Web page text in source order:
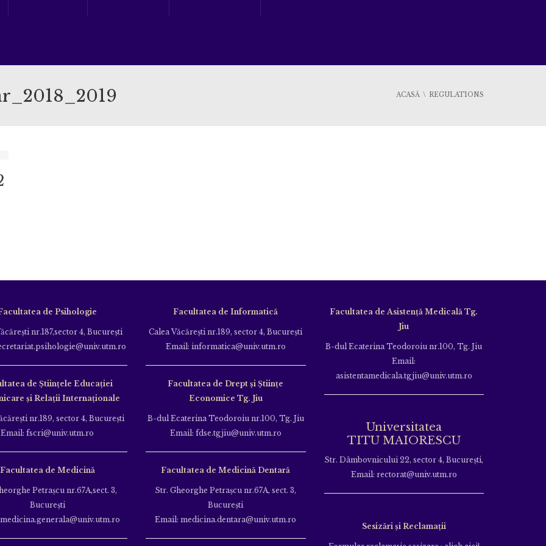
ACASĂ REGULATIONS
de Psihologie
nr.187,sector 4, Bucureşti
de Ştiinţele Educației
și Relații Internaționale
nr.189, sector 4, Bucureşti
Email: fscri@univ.utm.ro
Facultatea de Medicină
Petraşcu nr.67A,sect. 3,
Bucureşti
Facultatea de Informatică
Calea Văcăreşti nr.189, sector 4, Bucureşti
Email: informatica@univ.utm.ro
Facultatea de Drept și Științe
Economice Tg. Jiu
B-dul Ecaterina Teodoroiu nr.100, Tg. Jiu
Email: fdse.tgjiu@univ.utm.ro
Facultatea de Medicină Dentară
Str. Gheorghe Petraşcu nr.67A, sect. 3,
Bucureşti
Email: medicina.dentara@univ.utm.ro
Facultatea de Asistență Medicală Tg.
Jiu
B-dul Ecaterina Teodoroiu nr.100, Tg. Jiu
Email:
asistentamedicala.tgjiu@univ.utm.ro
Universitatea
TITU MAIORESCU
Str. Dâmbovnicului 22, sector 4, București,
Email: rectorat@univ.utm.ro
Sesizări și Reclamații